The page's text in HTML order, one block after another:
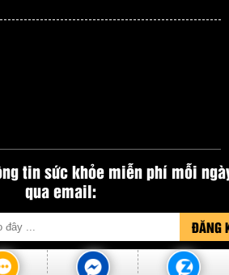
tin sức khỏe miễn phí mỗi
qua email:
ĐĂNG